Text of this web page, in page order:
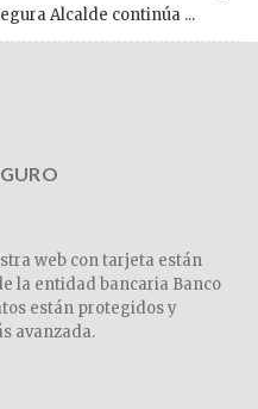
Alcalde continúa ...
web con tarjeta están
la entidad bancaria Banco
están protegidos y
avanzada.